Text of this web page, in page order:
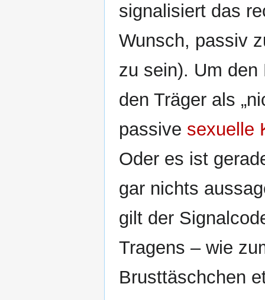
signalisiert das
Wunsch, passiv
zu sein). Um den
den Träger als
passive sexuelle
Oder es ist
gar nichts
gilt der
Tragens – wie
Brusttäschchen